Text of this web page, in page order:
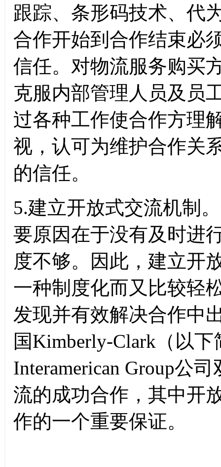
跟踪、条形码技术、代
合作开始到合作结束必
信任。对物流服务购买
克服内部管理人员及员
过各种工作使合作方理
视，认可为维护合作关
的信任。
5.建立开放式交流机制
要原因在于没有及时进
度不够。因此，建立开
一种制度化而又比较轻
发现并有效解决合作中
国Kimberly-Clark（以
Interamerican Group公
流的成功合作，其中开
作的一个重要保证。